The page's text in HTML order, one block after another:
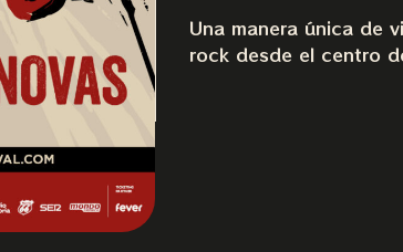
Una manera única de
rock desde el centro